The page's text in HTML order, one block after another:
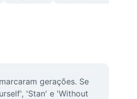
gerações. Se
'Stan' e 'Without